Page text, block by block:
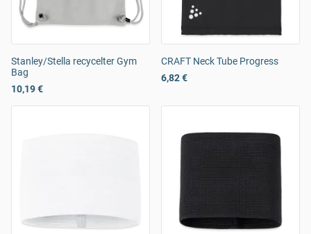
Stanley/Stella recycelter Gym
Bag
10,19 €
CRAFT Neck Tube Progress
6,82 €